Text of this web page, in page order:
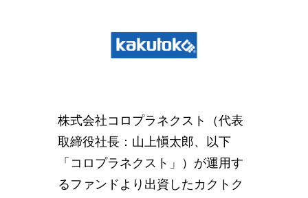
株式会社コロプラネクスト（代表
取締役社長：山上愼太郎、以下
「コロプラネクスト」）が運用す
るファンドより出資したカクトク